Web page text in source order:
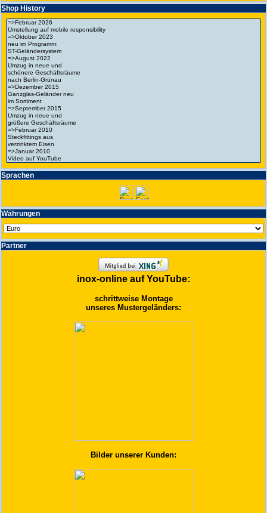
Shop History
Spra­chen
Wäh­run­gen
Partner
inox-online auf YouTube:
schrittweise Montage
unseres Mustergeländers:
Bilder unserer Kunden: